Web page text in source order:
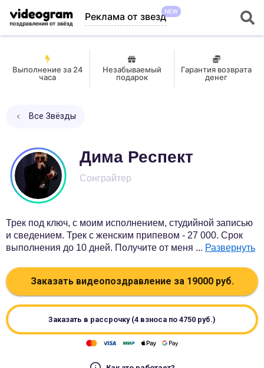
Реклама от звездNEW
Выполнение за 24
часа
Незабываемый
подарок
Гарантия возврата
денег
Все Звёзды
Дима Респект
Сонграйтер
Трек под ключ, с моим исполнением, студийной записью
и сведением. Трек с женским припевом - 27 000. Срок
выполнения до 10 дней. Получите от меня ... Развернуть
Заказать видеопоздравление за 19000руб.
Заказать в рассрочку (4 взноса по 4750 руб.)